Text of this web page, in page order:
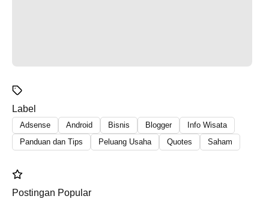
Label
Adsense Android Bisnis Blogger
Info Wisata
Panduan dan Tips
Peluang Usaha Quotes Saham
Postingan Popular